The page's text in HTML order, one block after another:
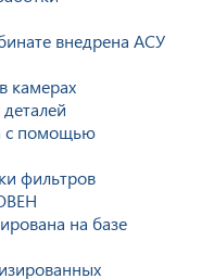
внедрена АСУ
камерах
с помощью
фильтров
на базе